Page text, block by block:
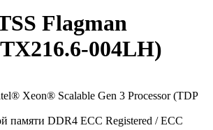
Flagman
004LH)
Xeon® Scalable Gen 3 Processor (TDP
памяти DDR4 ECC Registered / ECC